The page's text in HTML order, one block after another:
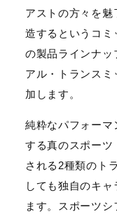
アストの方々を
造するというコミ
の製品ラインナッ
アル・トランス
加します。
純粋なパフォーマ
する真のスポーツ
される2種類のト
しても独自のキ
ます。スポーツ